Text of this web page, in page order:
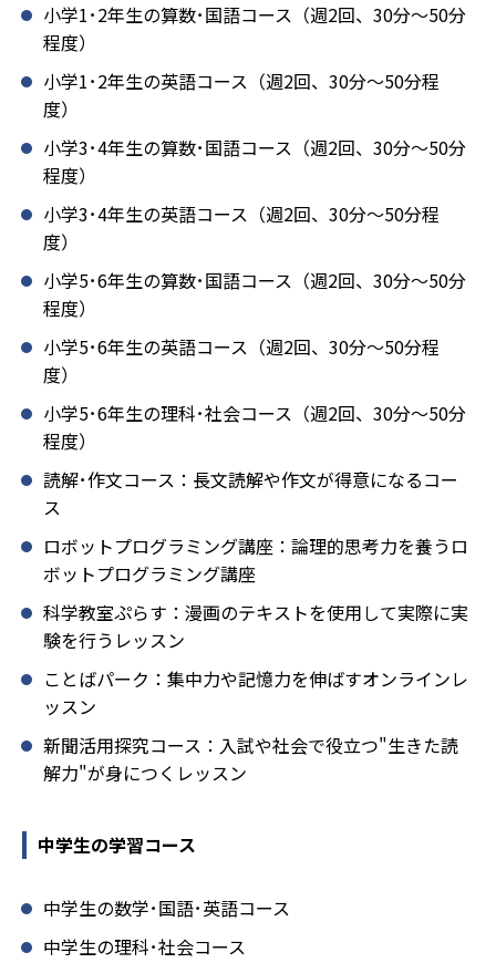
小学1･2年生の算数･国語コース（週2回、30分～50分
程度）
小学1･2年生の英語コース（週2回、30分～50分程
度）
小学3･4年生の算数･国語コース（週2回、30分～50分
程度）
小学3･4年生の英語コース（週2回、30分～50分程
度）
小学5･6年生の算数･国語コース（週2回、30分～50分
程度）
小学5･6年生の英語コース（週2回、30分～50分程
度）
小学5･6年生の理科･社会コース（週2回、30分～50分
程度）
読解･作文コース：長文読解や作文が得意になるコー
ス
ロボットプログラミング講座：論理的思考力を養うロ
ボットプログラミング講座
科学教室ぷらす：漫画のテキストを使用して実際に実
験を行うレッスン
ことばパーク：集中力や記憶力を伸ばすオンラインレ
ッスン
新聞活用探究コース：入試や社会で役立つ"生きた読
解力"が身につくレッスン
中学生の学習コース
中学生の数学･国語･英語コース
中学生の理科･社会コース